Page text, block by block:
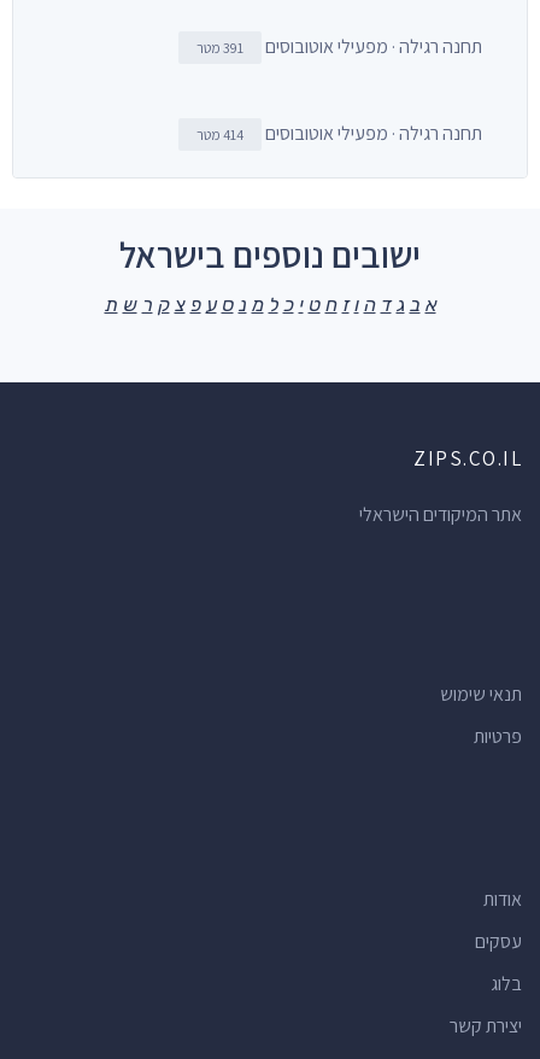
תחנה רגילה · מפעילי אוטובוסים 391 מטר
תחנה רגילה · מפעילי אוטובוסים 414 מטר
ישובים נוספים בישראל
א ב ג ד ה ו ז ח ט י כ ל מ נ ס ע פ צ ק ר ש ת
ZIPS.CO.IL
אתר המיקודים הישראלי
תנאי שימוש
פרטיות
אודות
עסקים
בלוג
יצירת קשר